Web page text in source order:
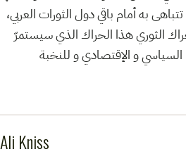
به أمام باقي دول الثورات العربي،
الثوري هذا الحراك الذي سيستمرّ
السياسي و الإقتصادي و للنخبة
Ali Kniss